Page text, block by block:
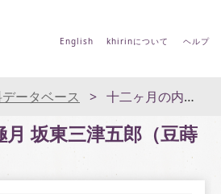
English khirinについて ヘルプ
ータベース 十二ヶ月の内極月 坂東三津五郎（豆蒔き）
坂東三津五郎（豆蒔